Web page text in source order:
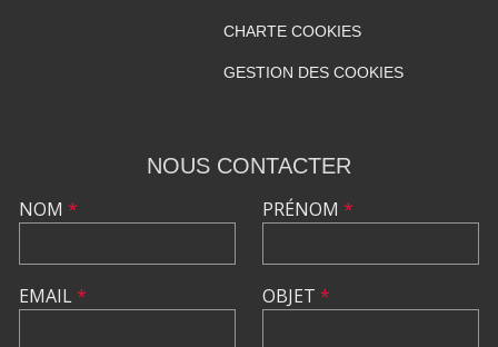
CHARTE COOKIES
GESTION DES COOKIES
NOUS CONTACTER
NOM *
EMAIL*
PRÉNOM *
OBJET *